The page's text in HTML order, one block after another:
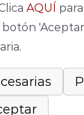
AQUÍ